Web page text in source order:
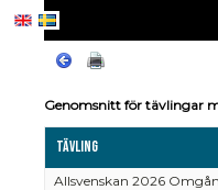
Genomsnitt för tävlingar
Tävling
Allsvenskan 2026